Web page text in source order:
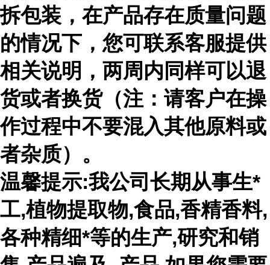
拆包装，在产品存在质量问题
的情况下，您可联系客服提供
相关说明，两周内同样可以退
货或者换货（注：请客户在操
作过程中不要混入其他原料或
者杂质）。
温馨提示:我公司长期从事生*
工,植物提取物,食品,香精香料,
各种精细*等的生产,研究和销